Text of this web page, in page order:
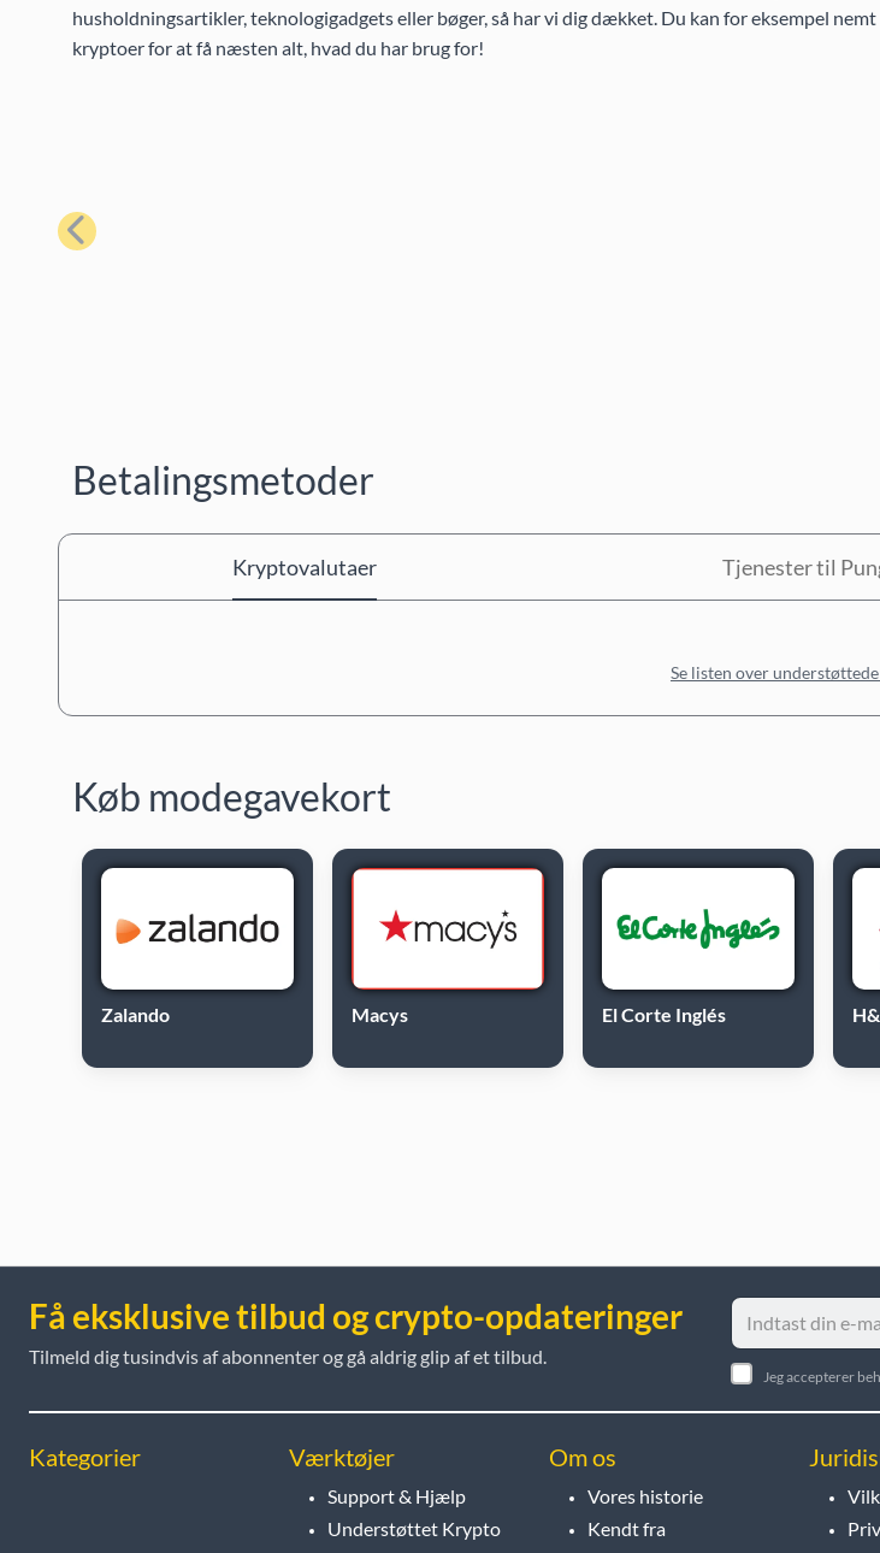
husholdningsartikler, teknologigadgets eller bøger, så har vi dig dækket. Du kan for eksempel
kryptoer for at få næsten alt, hvad du har brug for!
Forrige
Betalingsmetoder
Kryptovalutaer Tjenester til
Se listen over
Køb modegavekort
Zalando Macys El Corte Inglés
Få eksklusive tilbud og crypto-opdateringer
Tilmeld dig tusindvis af abonnenter og gå aldrig glip af et tilbud.
Jeg accepterer
Kategorier Værktøjer
Support & Hjælp
Understøttet Krypto
Om os
Vores historie
Kendt fra